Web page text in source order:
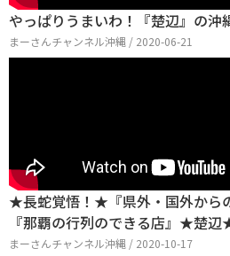
やっぱりうまいわ！『楚辺』の沖
まーさんチャンネル沖縄 / 2020-06-21
★長蛇覚悟！★『県外・国外から
『那覇の行列のできる店』★楚
まーさんチャンネル沖縄 / 2020-10-17